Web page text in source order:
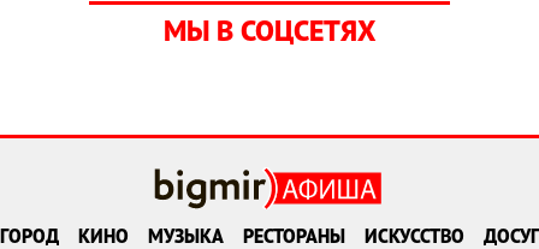
МЫ В СОЦСЕТЯХ
ГОРОД КИНО МУЗЫКА РЕСТОРАНЫ ИСКУССТВО ДОСУГ